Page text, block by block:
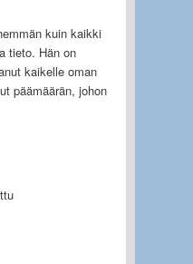
kuin kaikki
tieto. Hän on
kaikelle oman
päämäärän, johon